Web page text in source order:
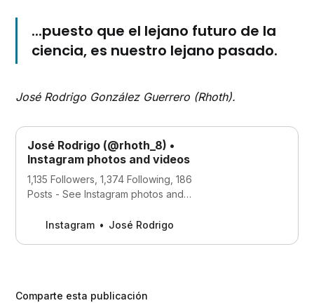
...puesto que el lejano futuro de la
ciencia, es nuestro lejano pasado.
José Rodrigo González Guerrero (Rhoth).
José Rodrigo (@rhoth_8) •
Instagram photos and videos
1,135 Followers, 1,374 Following, 186
Posts - See Instagram photos and
Instagram
José Rodrigo
Comparte esta publicación